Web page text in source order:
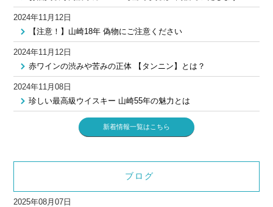
2024年11月12日
【注意！】山崎18年 偽物にご注意ください
2024年11月12日
赤ワインの渋みや苦みの正体 【タンニン】とは？
2024年11月08日
珍しい最高級ウイスキー 山崎55年の魅力とは
新着情報一覧はこちら
ブログ
2025年08月07日